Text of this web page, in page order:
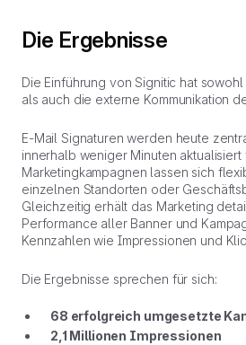
Die Ergebnisse
Die Einführung von Signitic hat
als auch die externe Kommunikation
E-Mail Signaturen werden heute
innerhalb weniger Minuten aktualisiert
Marketingkampagnen lassen sich
einzelnen Standorten oder
Gleichzeitig erhält das Marketing
Performance aller Banner und
Kennzahlen wie Impressionen und
Die Ergebnisse sprechen für sich:
68 erfolgreich umgesetzte
2,1 Millionen Impressionen